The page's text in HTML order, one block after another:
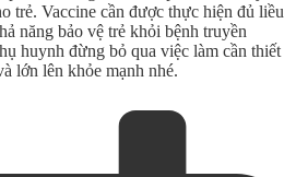
trẻ. Vaccine cần được thực hiện đủ liều
năng bảo vệ trẻ khỏi bệnh truyền
huynh đừng bỏ qua việc làm cần thiết
lớn lên khỏe mạnh nhé.